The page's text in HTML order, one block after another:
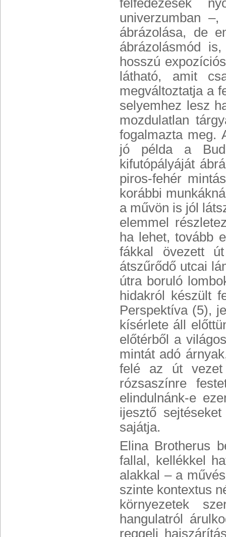
felfedezések
univerzumban
ábrázolása, de
ábrázolásmód
hosszú
látható, amit
megváltoztatja a
selyemhez lesz
mozdulatlan
fogalmazta meg.
jó példa a
kifutópályáját
piros-fehér
korábbi
a művön is jól
elemmel
ha lehet, tovább
fákkal övezett
átszűrődő utcai
útra boruló
hidakról készült
Perspektíva (5),
kísérlete áll
előtérből a
mintát adó
felé az út vezet
rózsaszínre
elindulnánk-e
ijesztő
sajátja.
Elina Brotherus
fallal, kellékkel
alakkal – a
szinte kontextus
környezetek
hangulatról
reggeli